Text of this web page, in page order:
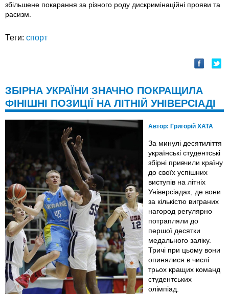
збільшене покарання за різного роду дискримінаційні прояви та
расизм.
Теги: спорт
ЗБІРНА УКРАЇНИ ЗНАЧНО ПОКРАЩИЛА
ФІНІШНІ ПОЗИЦІЇ НА ЛІТНІЙ УНІВЕРСІАДІ
Автор: Григорій ХАТА
За минулі десятиліття
українські студентські
збірні привчили країну
до своїх успішних
виступів на літніх
Універсіадах, де вони
за кількістю виграних
нагород регулярно
потрапляли до
першої десятки
медального заліку.
Тричі при цьому вони
опинялися в числі
трьох кращих команд
студентських
олімпіад.